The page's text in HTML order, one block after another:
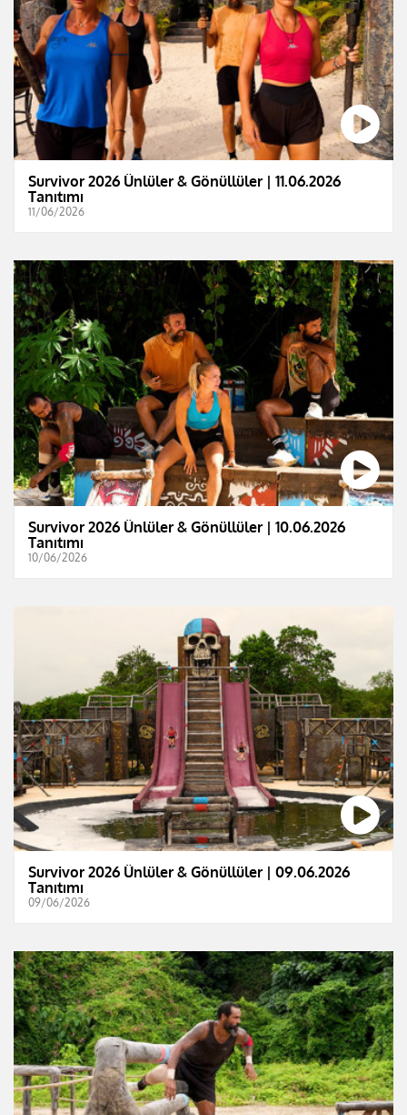
Survivor 2026 Ünlüler & Gönüllüler | 11.06.2026
Tanıtımı
11/06/2026
Survivor 2026 Ünlüler & Gönüllüler | 10.06.2026
Tanıtımı
10/06/2026
Survivor 2026 Ünlüler & Gönüllüler | 09.06.2026
Tanıtımı
09/06/2026